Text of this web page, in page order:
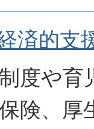
済的支
度や育
険、厚